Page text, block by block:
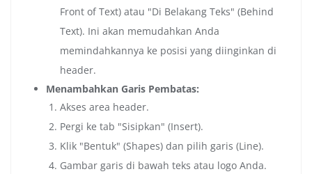
Front of Text) atau "Di Belakang Teks" (Behind
Text). Ini akan memudahkan Anda
memindahkannya ke posisi yang diinginkan di
header.
Menambahkan Garis Pembatas:
Akses area header.
Pergi ke tab "Sisipkan" (Insert).
Klik "Bentuk" (Shapes) dan pilih garis (Line).
Gambar garis di bawah teks atau logo Anda.